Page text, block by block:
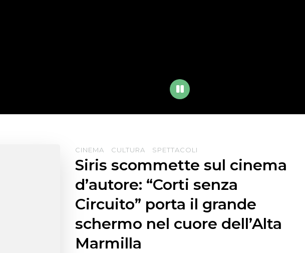
CINEMA CULTURA SPETTACOLI
Siris scommette sul cinema
d’autore: “Corti senza
Circuito” porta il grande
schermo nel cuore dell’Alta
Marmilla